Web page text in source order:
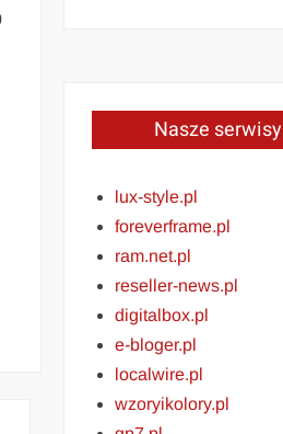
Nasze serwisy
lux-style.pl
foreverframe.pl
ram.net.pl
reseller-news.pl
digitalbox.pl
e-bloger.pl
localwire.pl
wzoryikolory.pl